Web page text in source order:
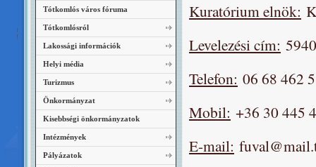
Kuratórium elnök:
Levelezési cím:
Telefon: 06 68 462
Mobil: +36 30 445
E-mail:
Tótkomlós város fóruma
Tótkomlósról
Lakossági információk
Helyi média
Turizmus
Önkormányzat
Kisebbségi önkormányzatok
Intézmények
Pályázatok